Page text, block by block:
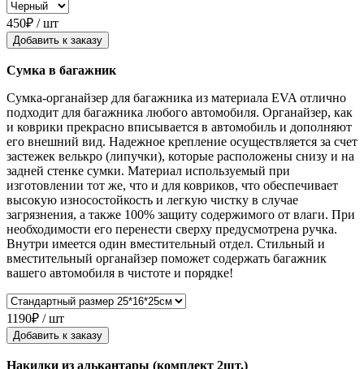
450₽ / шт
Добавить к заказу
Сумка в багажник
Сумка-органайзер для багажника из материала EVA отлично
подходит для багажника любого автомобиля. Органайзер, как
и коврики прекрасно вписывается в автомобиль и дополняют
его внешний вид. Надежное крепление осуществляется за счет
застежек велькро (липучки), которые расположены снизу и на
задней стенке сумки. Материал используемый при
изготовлении тот же, что и для ковриков, что обеспечивает
высокую износостойкость и легкую чистку в случае
загрязнения, а также 100% защиту содержимого от влаги. При
необходимости его перенести сверху предусмотрена ручка.
Внутри имеется один вместительный отдел. Стильный и
вместительный органайзер поможет содержать багажник
вашего автомобиля в чистоте и порядке!
1190₽ / шт
Добавить к заказу
Накидки из алькантары (комплект 2шт.)